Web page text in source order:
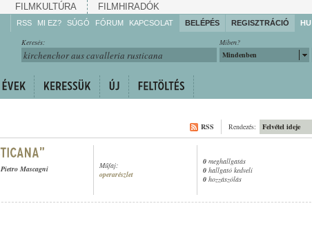
FILMKULTÚRA FILMHIRADÓK
RSS MI EZ? SÚGÓ
Gyarapítsa!
Kövesse!
FÓRUM KAPCSOLAT BELÉPÉS REGISZTRÁCIÓ HU
Miben?
Mindenben
Keresés:
Felvétel ideje
Rendezés:
RSS
Pietro Mascagni
Műfaj:
operarészlet
0 meghallgatás
0 hallgató kedveli
0 hozzászólás